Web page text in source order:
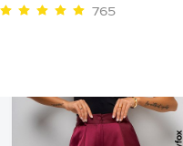
765
40 42